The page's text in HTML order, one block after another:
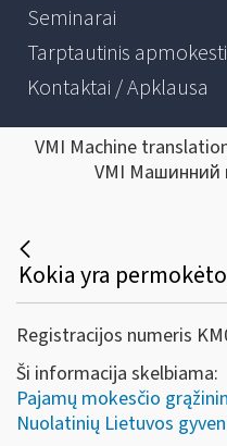
Seminarai
Tarptautinis
Kontaktai / Apklausa
VMI Machine
VMI Машинний
Registracijos numeris
Ši informacija skelbiama:
Pajamų mokesčio
Nuolatinių Lietuvos